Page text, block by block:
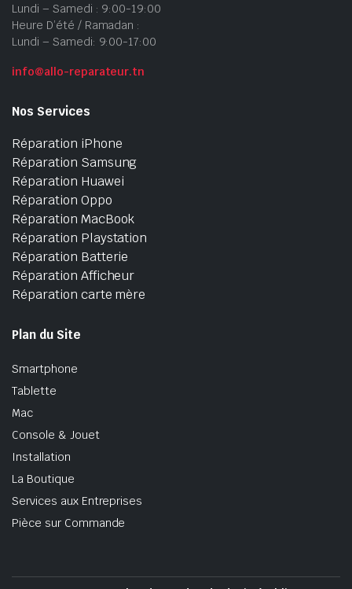
Lundi – Samedi : 9:00-19:00
Heure D’été / Ramadan :
Lundi – Samedi: 9:00-17:00
info@allo-reparateur.tn
Nos Services
Réparation iPhone
Réparation Samsung
Réparation Huawei
Réparation Oppo
Réparation MacBook
Réparation Playstation
Réparation Batterie
Réparation Afficheur
Réparation carte mère
Plan du Site
Smartphone
Tablette
Mac
Console & Jouet
Installation
La Boutique
Services aux Entreprises
Pièce sur Commande